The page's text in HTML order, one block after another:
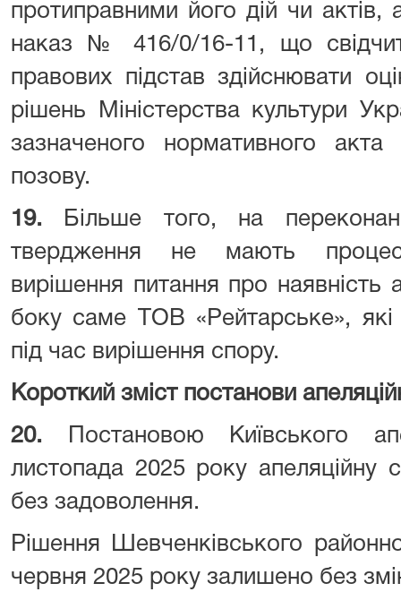
протиправними його дій чи
наказ № 416/0/16-11, що
правових підстав здійснювати
рішень Міністерства культури
зазначеного нормативного
позову.
19.
Більше того, на
твердження не мають
вирішення питання про наявність
боку саме ТОВ «Рейтарське»,
під час вирішення спору.
Короткий зміст постанови
20.
Постановою Київського
листопада 2025 року
без задоволення.
Рішення Шевченківського
червня 2025 року залишено без